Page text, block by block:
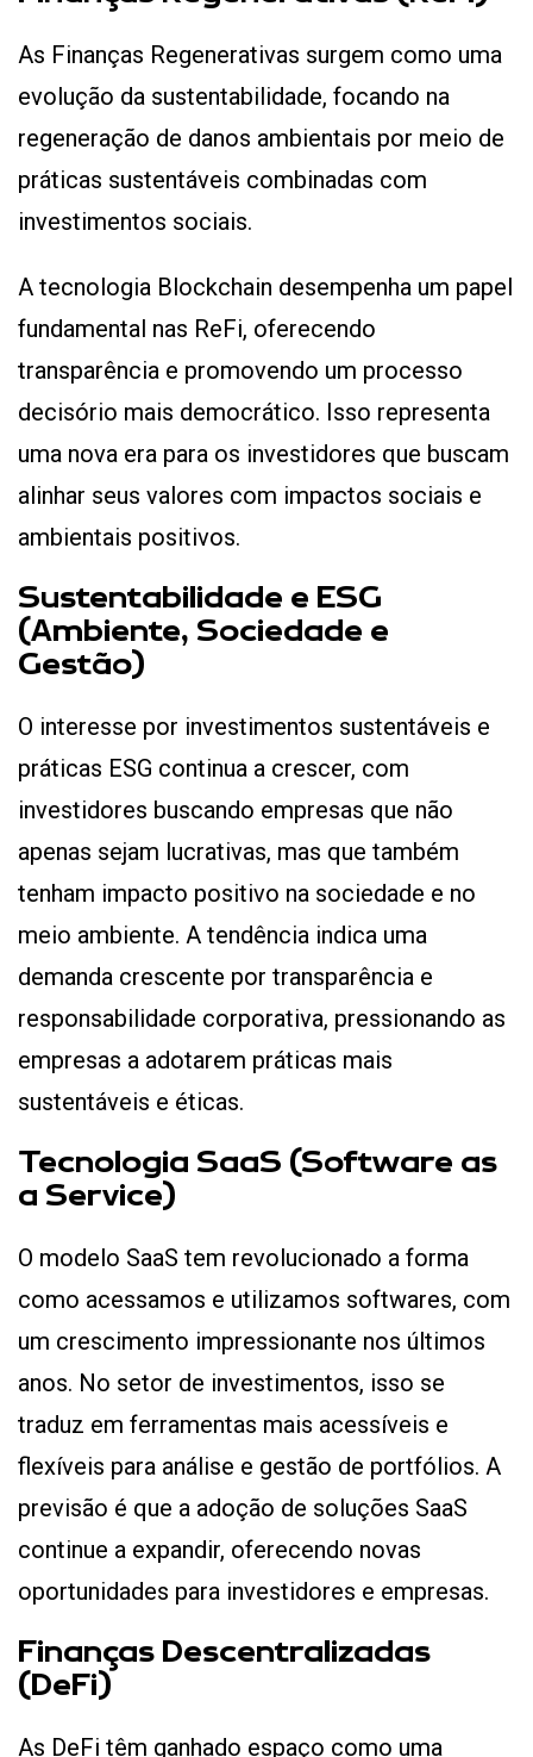
As Finanças Regenerativas surgem como uma
evolução da sustentabilidade, focando na
regeneração de danos ambientais por meio de
práticas sustentáveis combinadas com
investimentos sociais.
A tecnologia Blockchain desempenha um papel
fundamental nas ReFi, oferecendo
transparência e promovendo um processo
decisório mais democrático. Isso representa
uma nova era para os investidores que buscam
alinhar seus valores com impactos sociais e
ambientais positivos​​.
Sustentabilidade e ESG
(Ambiente, Sociedade e
Gestão)
O interesse por investimentos sustentáveis e
práticas ESG continua a crescer, com
investidores buscando empresas que não
apenas sejam lucrativas, mas que também
tenham impacto positivo na sociedade e no
meio ambiente. A tendência indica uma
demanda crescente por transparência e
responsabilidade corporativa, pressionando as
empresas a adotarem práticas mais
sustentáveis e éticas​​.
Tecnologia SaaS (Software as
a Service)
O modelo SaaS tem revolucionado a forma
como acessamos e utilizamos softwares, com
um crescimento impressionante nos últimos
anos. No setor de investimentos, isso se
traduz em ferramentas mais acessíveis e
flexíveis para análise e gestão de portfólios. A
previsão é que a adoção de soluções SaaS
continue a expandir, oferecendo novas
oportunidades para investidores e empresas​​.
Finanças Descentralizadas
(DeFi)
As DeFi têm ganhado espaço como uma